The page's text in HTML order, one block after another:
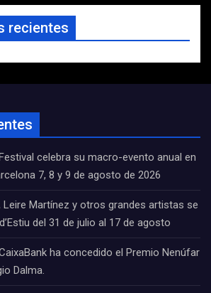
recientes
celebra su macro-evento anual en
7, 8 y 9 de agosto de 2026
Leire Martínez y otros grandes artistas se
del 31 de julio al 17 de agosto
ha concedido el Premio Nenúfar
Dalma.